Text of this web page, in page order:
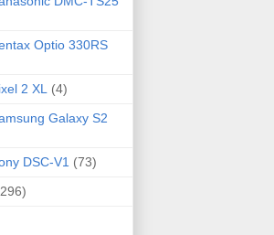
Optio 330RS
2 XL
(4)
Galaxy S2
DSC-V1 (73)